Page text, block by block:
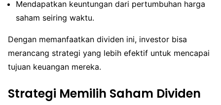
Mendapatkan keuntungan dari pertumbuhan harga
saham seiring waktu.
Dengan memanfaatkan dividen ini, investor bisa
merancang strategi yang lebih efektif untuk mencapai
tujuan keuangan mereka.
Strategi Memilih Saham Dividen